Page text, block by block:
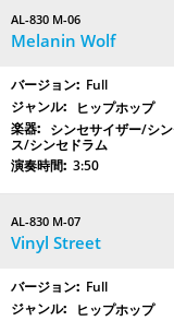
AL-830 M-06
Melanin Wolf
Full
ヒップホップ
シンセサイザー/シ
ス/シンセドラム
3:50
AL-830 M-07
Vinyl Street
Full
ヒップホップ